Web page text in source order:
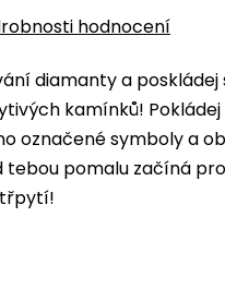
hodnocení
diamanty a poskládej
kamínků!
označené symboly a
pomalu začíná